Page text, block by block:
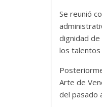
Se reunió
dignidad
los talentos
Arte de
del pasado